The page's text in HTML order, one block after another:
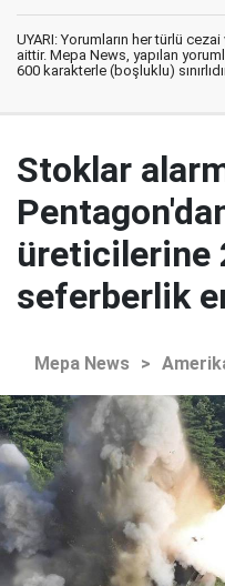
UYARI: Yorumların her türlü
aittir. Mepa News, yapılan
600 karakterle (boşluklu)
Stoklar
üreticilerine
seferberlik
Mepa News >